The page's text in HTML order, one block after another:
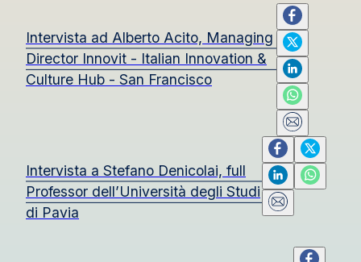
Intervista ad Alberto Acito, Managing
Director Innovit - Italian Innovation &
Culture Hub - San Francisco
Intervista a Stefano Denicolai, full
Professor dell’Università degli Studi
di Pavia